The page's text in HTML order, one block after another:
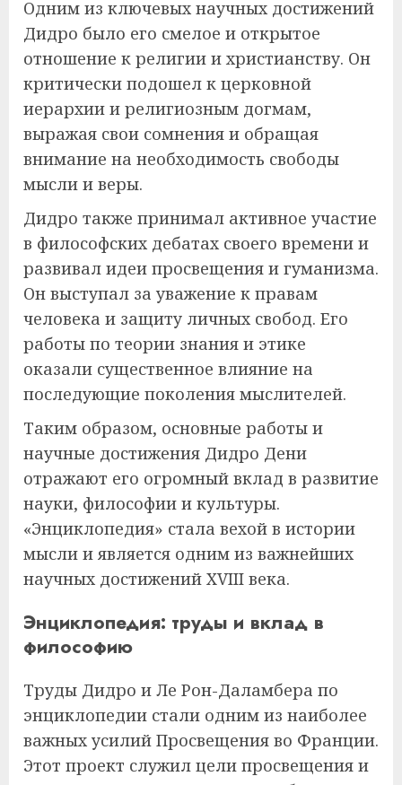
Одним из ключевых научных достижений
Дидро было его смелое и открытое
отношение к религии и христианству. Он
критически подошел к церковной
иерархии и религиозным догмам,
выражая свои сомнения и обращая
внимание на необходимость свободы
мысли и веры.
Дидро также принимал активное участие
в философских дебатах своего времени и
развивал идеи просвещения и гуманизма.
Он выступал за уважение к правам
человека и защиту личных свобод. Его
работы по теории знания и этике
оказали существенное влияние на
последующие поколения мыслителей.
Таким образом, основные работы и
научные достижения Дидро Дени
отражают его огромный вклад в развитие
науки, философии и культуры.
«Энциклопедия» стала вехой в истории
мысли и является одним из важнейших
научных достижений XVIII века.
Энциклопедия: труды и вклад в
философию
Труды Дидро и Ле Рон-Даламбера по
энциклопедии стали одним из наиболее
важных усилий Просвещения во Франции.
Этот проект служил цели просвещения и